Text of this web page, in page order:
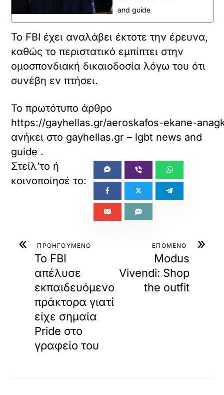
and guide
Το FBI έχει αναλάβει έκτοτε την έρευνα,
καθώς το περιστατικό εμπίπτει στην
ομοσπονδιακή δικαιοδοσία λόγω του ότι
συνέβη εν πτήσει.
Το πρωτότυπο άρθρο
https://gayhellas.gr/aeroskafos-ekane-
ανήκει στο gayhellas.gr – lgbt news and
guide .
« ΠΡΟΗΓΟΥΜΕΝΟ
Το FBI
απέλυσε
εκπαιδευόμενο
πράκτορα γιατί
είχε σημαία
Pride στο
γραφείο του
»
ΕΠΟΜΕΝΟ
Modus
Vivendi: Shop
the outfit